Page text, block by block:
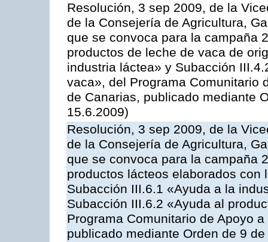
Resolución, 3 sep 2009, de la
de la Consejería de Agricultura,
que se convoca para la campaña
productos de leche de vaca de
industria láctea» y Subacción
vaca», del Programa Comunitario
de Canarias, publicado mediante
15.6.2009)
Resolución, 3 sep 2009, de la
de la Consejería de Agricultura,
que se convoca para la campaña
productos lácteos elaborados
Subacción III.6.1 «Ayuda a la
Subacción III.6.2 «Ayuda al
Programa Comunitario de Apoyo
publicado mediante Orden de 9